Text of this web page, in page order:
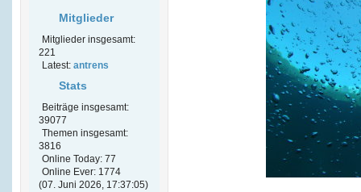
Mitglieder
Mitglieder insgesamt:
221
Latest: antrens
Stats
Beiträge insgesamt:
39077
Themen insgesamt:
3816
Online Today: 77
Online Ever: 1774
(07. Juni 2026, 17:37:05)